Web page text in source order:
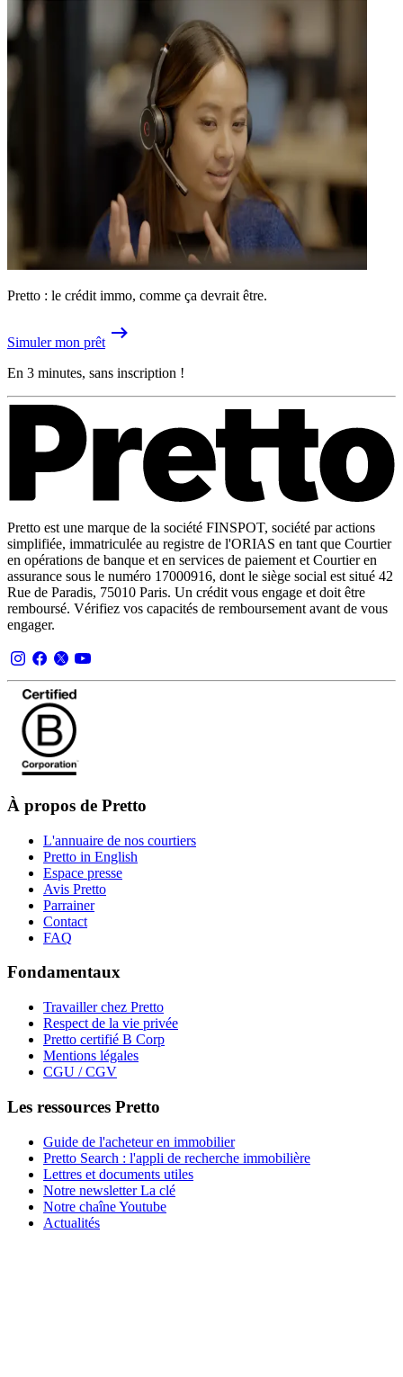
Pretto : le crédit immo, comme ça devrait être.
Simuler mon prêt
En 3 minutes, sans inscription !
Pretto est une marque de la société FINSPOT, société par actions
simplifiée, immatriculée au registre de l'ORIAS en tant que Courtier
en opérations de banque et en services de paiement et Courtier en
assurance sous le numéro 17000916, dont le siège social est situé 42
Rue de Paradis, 75010 Paris. Un crédit vous engage et doit être
remboursé. Vérifiez vos capacités de remboursement avant de vous
engager.
À propos de Pretto
L'annuaire de nos courtiers
Pretto in English
Espace presse
Avis Pretto
Parrainer
Contact
FAQ
Fondamentaux
Travailler chez Pretto
Respect de la vie privée
Pretto certifié B Corp
Mentions légales
CGU / CGV
Les ressources Pretto
Guide de l'acheteur en immobilier
Pretto Search : l'appli de recherche immobilière
Lettres et documents utiles
Notre newsletter La clé
Notre chaîne Youtube
Actualités